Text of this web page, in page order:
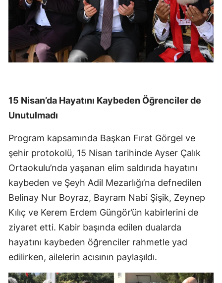
15 Nisan’da Hayatını Kaybeden Öğrenciler de
Unutulmadı
Program kapsamında Başkan Fırat Görgel ve
şehir protokolü, 15 Nisan tarihinde Ayser Çalık
Ortaokulu’nda yaşanan elim saldırıda hayatını
kaybeden ve Şeyh Adil Mezarlığı’na defnedilen
Belinay Nur Boyraz, Bayram Nabi Şişik, Zeynep
Kılıç ve Kerem Erdem Güngör’ün kabirlerini de
ziyaret etti. Kabir başında edilen dualarda
hayatını kaybeden öğrenciler rahmetle yad
edilirken, ailelerin acısının paylaşıldı.